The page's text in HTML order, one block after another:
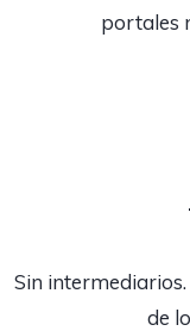
portales
Sin
de